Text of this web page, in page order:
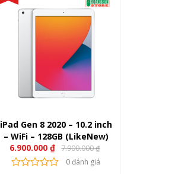
iPad Gen 8 2020 – 10.2 inch
– WiFi – 128GB (LikeNew)
7.900.000₫
Giá
gốc
là:
6.900.000₫ Giá
hiện
tại 0 đánh giá